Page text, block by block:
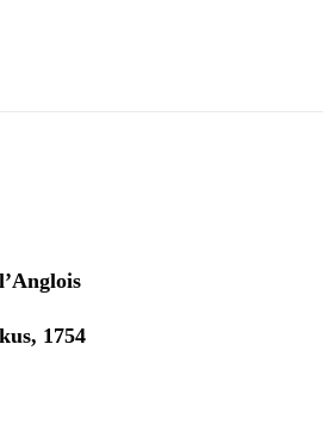
1754